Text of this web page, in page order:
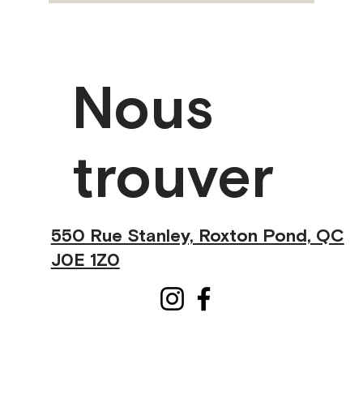
Nous
trouver
550 Rue Stanley, Roxton Pond, QC
J0E 1Z0